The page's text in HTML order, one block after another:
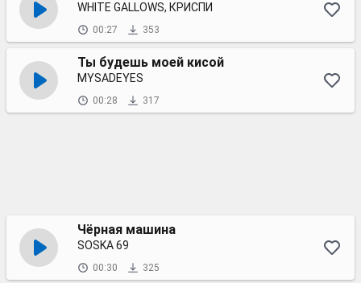
WHITE GALLOWS, КРИСПИ
00:27 353
Ты будешь моей кисой
MYSADEYES
00:28 317
Чёрная машина
SOSKA 69
00:30 325